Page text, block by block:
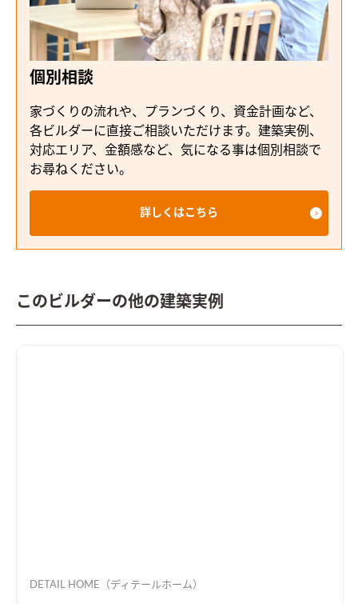
個別相談
家づくりの流れや、プランづくり、資金計画など、
各ビルダーに直接ご相談いただけます。建築実例、
対応エリア、金額感など、気になる事は個別相談で
お尋ねください。
詳しくはこちら
このビルダーの他の建築実例
DETAIL HOME（ディテールホーム）